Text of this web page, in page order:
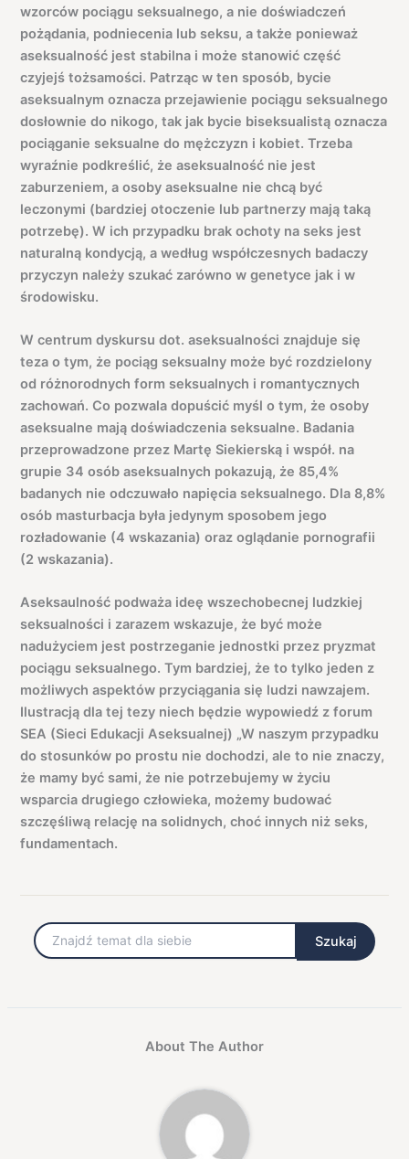
wzorców pociągu seksualnego, a nie doświadczeń
pożądania, podniecenia lub seksu, a także ponieważ
aseksualność jest stabilna i może stanowić część
czyjejś tożsamości. Patrząc w ten sposób, bycie
aseksualnym oznacza przejawienie pociągu seksualnego
dosłownie do nikogo, tak jak bycie biseksualistą oznacza
pociąganie seksualne do mężczyzn i kobiet. Trzeba
wyraźnie podkreślić, że aseksualność nie jest
zaburzeniem, a osoby aseksualne nie chcą być
leczonymi (bardziej otoczenie lub partnerzy mają taką
potrzebę). W ich przypadku brak ochoty na seks jest
naturalną kondycją, a według współczesnych badaczy
przyczyn należy szukać zarówno w genetyce jak i w
środowisku.
W centrum dyskursu dot. aseksualności znajduje się
teza o tym, że pociąg seksualny może być rozdzielony
od różnorodnych form seksualnych i romantycznych
zachowań. Co pozwala dopuścić myśl o tym, że osoby
aseksualne mają doświadczenia seksualne. Badania
przeprowadzone przez Martę Siekierską i współ. na
grupie 34 osób aseksualnych pokazują, że 85,4%
badanych nie odczuwało napięcia seksualnego. Dla 8,8%
osób masturbacja była jedynym sposobem jego
rozładowanie (4 wskazania) oraz oglądanie pornografii
(2 wskazania).
Aseksaulność podważa ideę wszechobecnej ludzkiej
seksualności i zarazem wskazuje, że być może
nadużyciem jest postrzeganie jednostki przez pryzmat
pociągu seksualnego. Tym bardziej, że to tylko jeden z
możliwych aspektów przyciągania się ludzi nawzajem.
Ilustracją dla tej tezy niech będzie wypowiedź z forum
SEA (Sieci Edukacji Aseksualnej) „W naszym przypadku
do stosunków po prostu nie dochodzi, ale to nie znaczy,
że mamy być sami, że nie potrzebujemy w życiu
wsparcia drugiego człowieka, możemy budować
szczęśliwą relację na solidnych, choć innych niż seks,
fundamentach.
Szukaj
Szukaj
About The Author